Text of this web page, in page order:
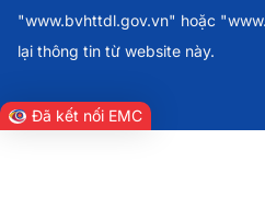
"www.bvhttdl.gov.vn" hoặc
lại thông tin từ website này.
Đã kết nối EMC